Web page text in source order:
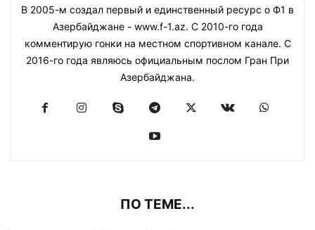
В 2005-м создал первый и единственный ресурс о Ф1 в
Азербайджане - www.f-1.az. С 2010-го года
комментирую гонки на местном спортивном канале. С
2016-го года являюсь официальным послом Гран При
Азербайджана.
ПО ТЕМЕ...